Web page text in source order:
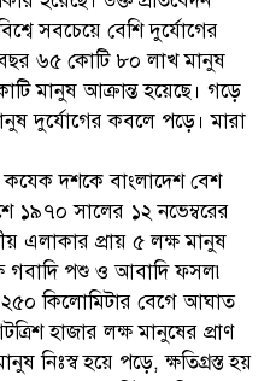
সবচেয়ে বেশি দুর্যোগের
৬৫ কোটি ৮০ লাখ মানুষ
মানুষ আক্রান্ত হয়েছে। গড়ে
দুর্যোগের কবলে পড়ে। মারা
দশকে বাংলাদেশ বেশ
১৯৭০ সালের ১২ নভেম্বরের
এলাকার প্রায় ৫ লক্ষ মানুষ
গবাদি পশু ও আবাদি ফসল৷
কিলোমিটার বেগে আঘাত
হাজার লক্ষ মানুষের প্রাণ
নিঃস্ব হয়ে পড়ে, ক্ষতিগ্রস্ত হয়